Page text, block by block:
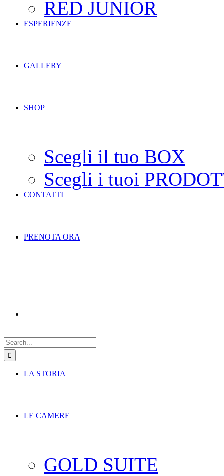
RED JUNIOR
ESPERIENZE
GALLERY
SHOP
Scegli il tuo BOX
Scegli i tuoi
CONTATTI
PRENOTA ORA
for:
LA STORIA
LE CAMERE
GOLD SUITE